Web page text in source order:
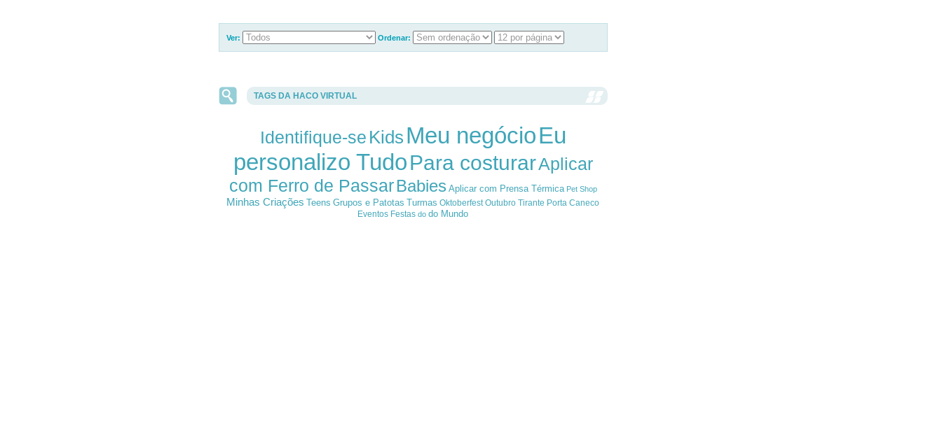
Ver: Ordenar:
TAGS DA HACO VIRTUAL
Identifique-se Kids Meu negócioEu
personalizo TudoPara costurarAplicar
com Ferro de Passar Babies Aplicar com Prensa Térmica Pet Shop
Minhas Criações Teens Grupos e Patotas Turmas Oktoberfest Outubro Tirante Porta Caneco
Eventos Festas do do Mundo